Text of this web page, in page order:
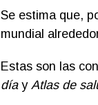
Se estima que,
mundial
Estas son las
día y Atlas de